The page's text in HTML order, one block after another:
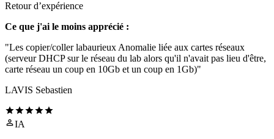
Retour d’expérience
Ce que j'ai le moins apprécié :
"Les copier/coller labaurieux Anomalie liée aux cartes réseaux
(serveur DHCP sur le réseau du lab alors qu'il n'avait pas lieu d'être,
carte réseau un coup en 10Gb et un coup en 1Gb)"
LAVIS Sebastien
IA